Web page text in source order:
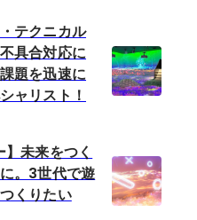
テクニカル
具合対応に
題を迅速に
ャリスト！
】未来をつく
。3世代で遊
くりたい